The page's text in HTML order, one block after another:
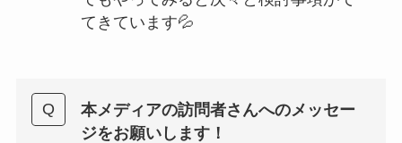
てきています💦
本メディアの訪問者さんへのメッセー
ジをお願いします！